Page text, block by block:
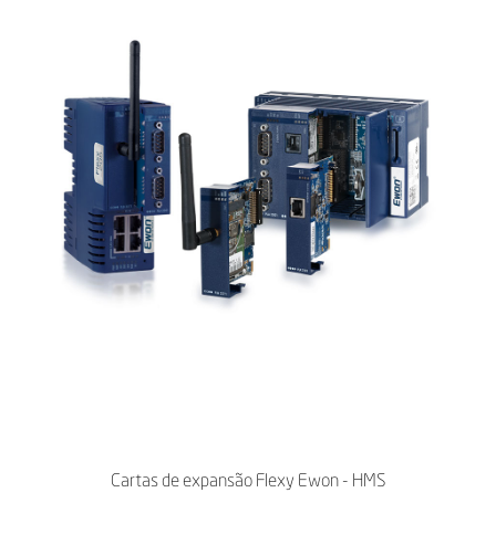
Cartas de expansão Flexy Ewon - HMS